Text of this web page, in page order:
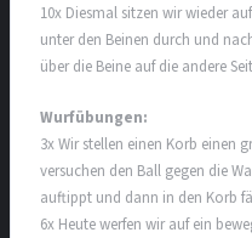
10x Diesmal sitzen wir wieder
unter den Beinen durch und
über die Beine auf die andere
Wurfübungen:
3x Wir stellen einen Korb einen
versuchen den Ball gegen die
auftippt und dann in den Korb
6x Heute werfen wir auf ein